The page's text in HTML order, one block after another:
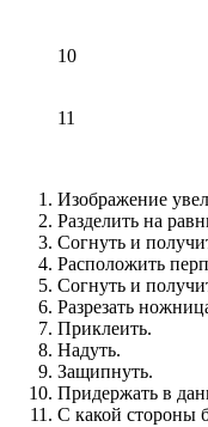
10
11
Изображение
Разделить на
Согнуть и
Расположить
Согнуть и
Разрезать
Приклеить.
Надуть.
Защипнуть.
Придержать в
С какой стороны